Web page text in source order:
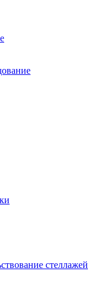
стеллажей